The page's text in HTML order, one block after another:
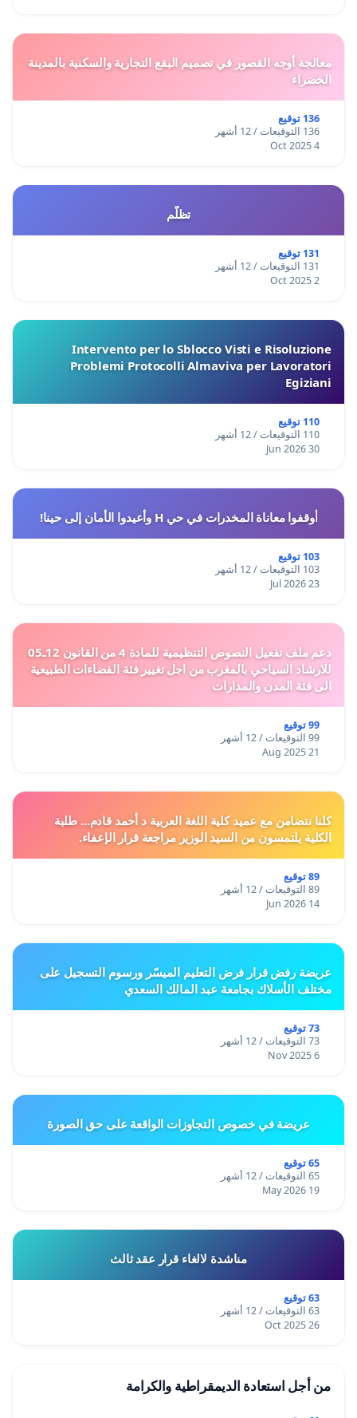
معالجة أوجه القصور في تصميم البقع التجارية والسكنية بالمدينة
الخضراء
136 توقيع
136 التوقيعات / 12 أشهر
4 Oct 2025
تظلّم
131 توقيع
131 التوقيعات / 12 أشهر
2 Oct 2025
Intervento per lo Sblocco Visti e Risoluzione
Problemi Protocolli Almaviva per Lavoratori
Egiziani
110 توقيع
110 التوقيعات / 12 أشهر
30 Jun 2026
أوقفوا معاناة المخدرات في حي H وأعيدوا الأمان إلى حينا!
103 توقيع
103 التوقيعات / 12 أشهر
23 Jul 2026
دعم ملف تفعيل النصوص التنظيمية للمادة 4 من القانون 12ـ05
للارشاد السياحي بالمغرب من اجل تغيير فئة الفضاءات الطبيعية
الى فئة المدن والمدارات
99 توقيع
99 التوقيعات / 12 أشهر
21 Aug 2025
كلنا نتضامن مع عميد كلية اللغة العربية د أحمد قادم... طلبة
الكلية يلتمسون من السيد الوزير مراجعة قرار الإعفاء.
89 توقيع
89 التوقيعات / 12 أشهر
14 Jun 2026
عريضة رفض قرار فرض التعليم الميسّر ورسوم التسجيل على
مختلف الأسلاك بجامعة عبد المالك السعدي
73 توقيع
73 التوقيعات / 12 أشهر
6 Nov 2025
عريضة في خصوص التجاوزات الواقعة على حق الصورة
65 توقيع
65 التوقيعات / 12 أشهر
19 May 2026
مناشدة لالغاء قرار عقد ثالث
63 توقيع
63 التوقيعات / 12 أشهر
26 Oct 2025
من أجل استعادة الديمقراطية والكرامة